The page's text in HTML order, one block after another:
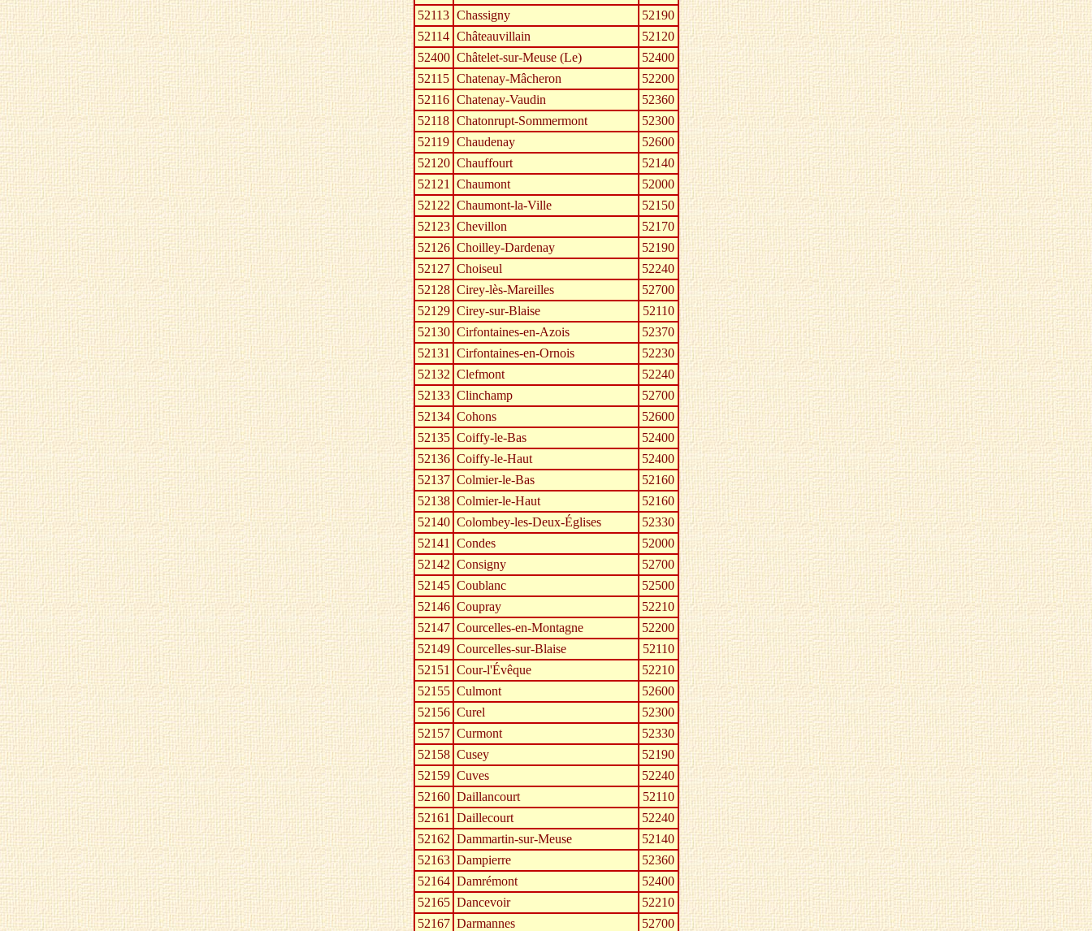
52113 Chassigny
52190
52114 Châteauvillain
52120
52400 Châtelet-sur-Meuse (Le)
52400
52115 Chatenay-Mâcheron
52200
52116 Chatenay-Vaudin
52360
52118 Chatonrupt-Sommermont
52300
52119 Chaudenay
52600
52120 Chauffourt
52140
52121 Chaumont
52000
52122 Chaumont-la-Ville
52150
52123 Chevillon
52170
52126 Choilley-Dardenay
52190
52127 Choiseul
52240
52128 Cirey-lès-Mareilles
52700
52129 Cirey-sur-Blaise
52110
52130 Cirfontaines-en-Azois
52370
52131 Cirfontaines-en-Ornois
52230
52132 Clefmont
52240
52133 Clinchamp
52700
52134 Cohons
52600
52135 Coiffy-le-Bas
52400
52136 Coiffy-le-Haut
52400
52137 Colmier-le-Bas
52160
52138 Colmier-le-Haut
52160
52140 Colombey-les-Deux-Églises
52330
52141 Condes
52000
52142 Consigny
52700
52145 Coublanc
52500
52146 Coupray
52210
52147 Courcelles-en-Montagne
52200
52149 Courcelles-sur-Blaise
52110
52151 Cour-l'Évêque
52210
52155 Culmont
52600
52156 Curel
52300
52157 Curmont
52330
52158 Cusey
52190
52159 Cuves
52240
52160 Daillancourt
52110
52161 Daillecourt
52240
52162 Dammartin-sur-Meuse
52140
52163 Dampierre
52360
52164 Damrémont
52400
52165 Dancevoir
52210
52167 Darmannes 52700